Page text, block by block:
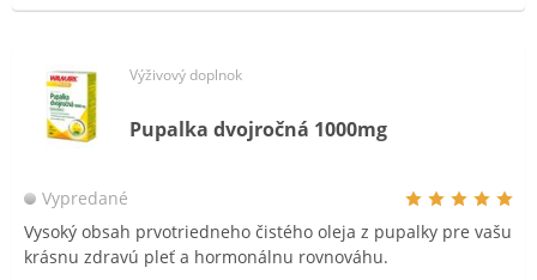
Výživový doplnok
Pupalka dvojročná 1000mg
Vypredané
Vysoký obsah prvotriedneho čistého oleja z pupalky pre vašu
krásnu zdravú pleť a hormonálnu rovnováhu.